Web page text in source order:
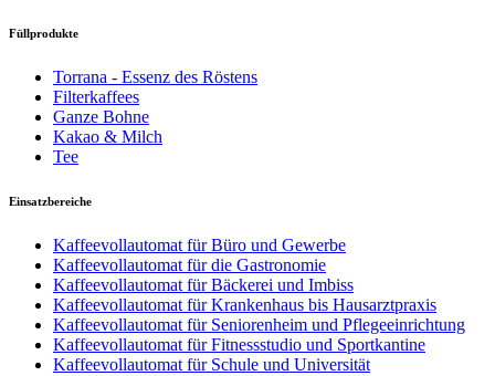
Füllprodukte
Torrana - Essenz des Röstens
Filterkaffees
Ganze Bohne
Kakao & Milch
Tee
Einsatzbereiche
Kaffeevollautomat für Büro und Gewerbe
Kaffeevollautomat für die Gastronomie
Kaffeevollautomat für Bäckerei und Imbiss
Kaffeevollautomat für Krankenhaus bis Hausarztpraxis
Kaffeevollautomat für Seniorenheim und Pflegeeinrichtung
Kaffeevollautomat für Fitnessstudio und Sportkantine
Kaffeevollautomat für Schule und Universität